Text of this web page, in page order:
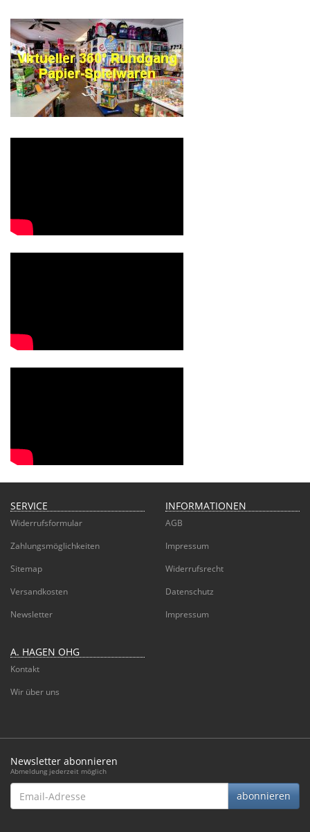
SERVICE
Widerrufsformular
Zahlungsmöglichkeiten
Sitemap
Versandkosten
Newsletter
INFORMATIONEN
AGB
Impressum
Widerrufsrecht
Datenschutz
Impressum
A. HAGEN OHG
Kontakt
Wir über uns
Newsletter abonnieren
Abmeldung jederzeit möglich
Email-
Adresse
abonnieren